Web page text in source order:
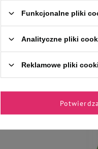
zł / l
Zolux Chambiose
39,99 zł
Funkcjonalne pliki
Analityczne pliki
Reklamowe pliki